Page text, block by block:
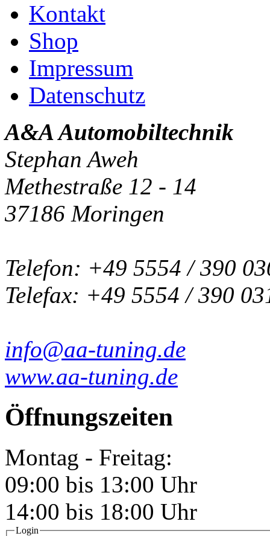
Kontakt
Shop
Impressum
Datenschutz
A&A Automobiltechnik
Stephan Aweh
Methestraße 12 - 14
37186 Moringen
Telefon: +49 5554 / 390
Telefax: +49 5554 / 390
info@aa-tuning.de
www.aa-tuning.de
Öffnungszeiten
Montag - Freitag:
09:00 bis 13:00 Uhr
14:00 bis 18:00 Uhr
Login